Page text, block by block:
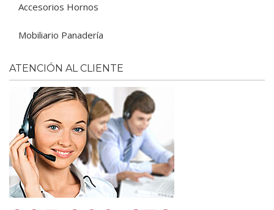
Accesorios Hornos
Mobiliario Panadería
ATENCIÓN AL CLIENTE